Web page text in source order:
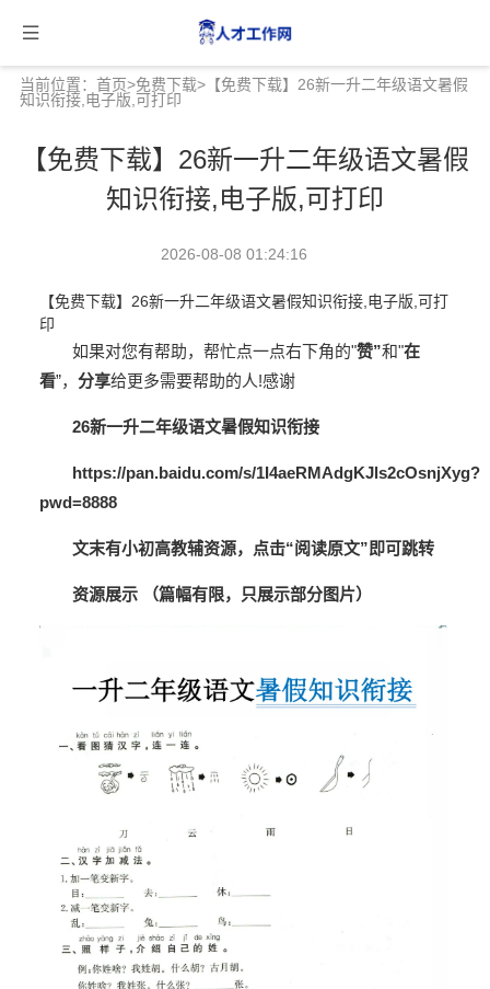
当前位置： 首页>免费下载>【免费下载】26新一升二年级语文暑假
知识衔接,电子版,可打印
【免费下载】26新一升二年级语文暑假
知识衔接,电子版,可打印
2026-08-08 01:24:16
【免费下载】26新一升二年级语文暑假知识衔接,电子版,可打
印
如果对您有帮助，帮忙点一点右下角的"赞”和"在
看”， 分享给更多需要帮助的人!感谢
26新一升二年级语文暑假知识衔接
https://pan.baidu.com/s/1I4aeRMAdgKJls2cOsnjXyg?
pwd=8888
文末有小初高教辅资源，点击“阅读原文”即可跳转
资源展示 （篇幅有限，只展示部分图片）